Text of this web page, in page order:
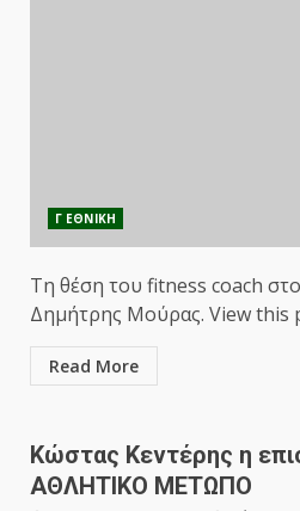
Γ ΕΘΝΙΚΗ
Τη θέση του fitness coach
Δημήτρης Μούρας. View this
Read More
Κώστας Κεντέρης η
ΑΘΛΗΤΙΚΟ ΜΕΤΩΠΟ